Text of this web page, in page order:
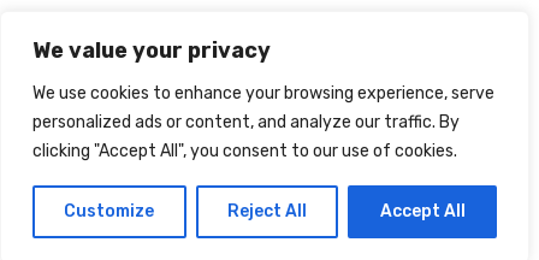
We value your privacy
We use cookies to enhance your browsing experience, serve
personalized ads or content, and analyze our traffic. By
clicking "Accept All", you consent to our use of cookies.
Customize Reject All Accept All
Instagram
Pinterest
Linkedin
© Not Magazine 2023
Design & développement : Mrlsagency